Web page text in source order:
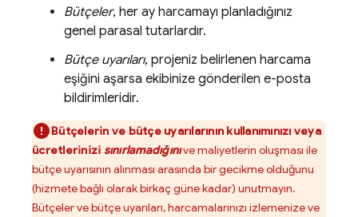
Bütçeler, her ay harcamayı planladığınız
genel parasal tutarlardır.
Bütçe uyarıları, projeniz belirlenen harcama
eşiğini aşarsa ekibinize gönderilen e-posta
bildirimleridir.
Bütçelerin ve bütçe uyarılarının kullanımınızı veya
ücretlerinizi sınırlamadığınıve maliyetlerin oluşması ile
bütçe uyarısının alınması arasında bir gecikme olduğunu
(hizmete bağlı olarak birkaç güne kadar) unutmayın.
Bütçeler ve bütçe uyarıları, harcamalarınızı izlemenize ve